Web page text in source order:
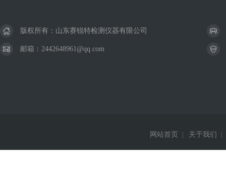
版权所有：山东赛锐特检测仪器有限公司
邮箱：2442648961@qq.com
网站首页 关于我们